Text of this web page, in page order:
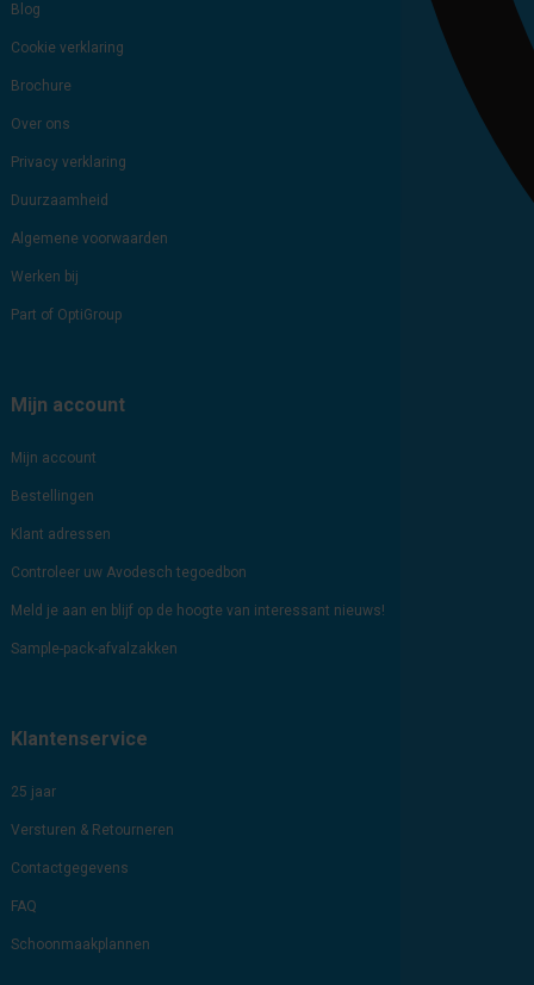
Blog
Cookie verklaring
Brochure
Over ons
Privacy verklaring
Duurzaamheid
Algemene voorwaarden
Werken bij
Part of OptiGroup
Mijn account
Mijn account
Bestellingen
Klant adressen
Controleer uw Avodesch tegoedbon
Meld je aan en blijf op de hoogte van interessant nieuws!
Sample-pack-afvalzakken
Klantenservice
25 jaar
Versturen & Retourneren
Contactgegevens
FAQ
Schoonmaakplannen